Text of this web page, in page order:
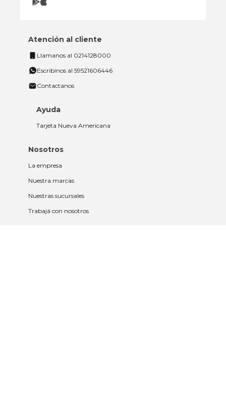
Atención al cliente
Llamanos al 0214128000
Escribinos al 59521606446
Contactanos
Ayuda
Tarjeta Nueva Americana
Nosotros
La empresa
Nuestra marcas
Nuestras sucursales
Trabajá con nosotros